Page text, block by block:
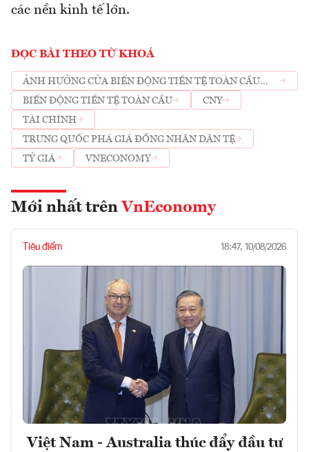
các nền kinh tế lớn.
ĐỌC BÀI THEO TỪ KHOÁ
ẢNH HƯỞNG CỦA BIẾN ĐỘNG TIỀN TỆ TOÀN CẦU
ĐẾN VIỆT NAM
BIẾN ĐỘNG TIỀN TỆ TOÀN CẦU
CNY
TÀI CHÍNH
TRUNG QUỐC PHÁ GIÁ ĐỒNG NHÂN DÂN TỆ
TỶ GIÁ
VNECONOMY
Mới nhất trên VnEconomy
Tiêu điểm 18:47, 10/08/2026
Việt Nam - Australia thúc đẩy đầu tư